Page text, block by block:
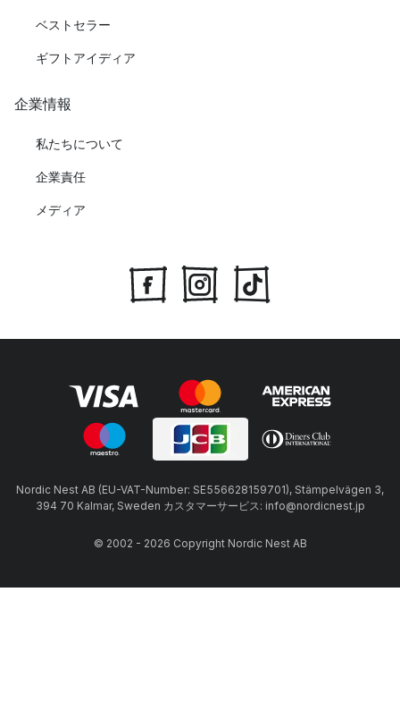
ベストセラー
ギフトアイディア
企業情報
私たちについて
企業責任
メディア
Nordic Nest AB (EU-VAT-Number: SE556628159701), Stämpelvägen 3,
394 70 Kalmar, Sweden カスタマーサービス: info@nordicnest.jp
© 2002 - 2026 Copyright Nordic Nest AB